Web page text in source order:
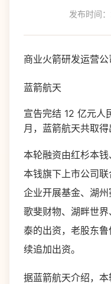
发布时间
商业火箭研发运营公
蓝箭航天
宣告完结 12 亿元人
月，蓝箭航天共取得
本轮融资由红杉本
本钱旗下上市公司
企业开展基金、湖州
歌斐财物、湖畔世
泰的出资，老股东
续追加出资。
据蓝箭航天介绍，